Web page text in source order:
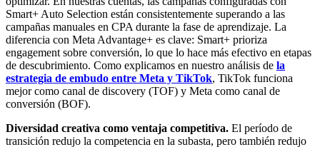
Smart+ Auto Selection están consistentemente superando a las
campañas manuales en CPA durante la fase de aprendizaje. La
diferencia con Meta Advantage+ es clave: Smart+ prioriza
engagement sobre conversión, lo que lo hace más efectivo en etapas
de descubrimiento. Como explicamos en nuestro análisis de la
estrategia de embudo entre Meta y TikTok, TikTok funciona
mejor como canal de discovery (TOF) y Meta como canal de
conversión (BOF).
Diversidad creativa como ventaja competitiva. El período de
transición redujo la competencia en la subasta, pero también redujo